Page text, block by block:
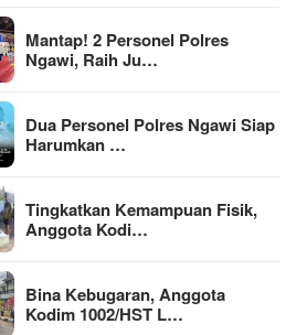
Mantap! 2 Personel Polres
Ngawi, Raih Ju…
Dua Personel Polres Ngawi Siap
Harumkan …
Tingkatkan Kemampuan Fisik,
Anggota Kodi…
Bina Kebugaran, Anggota
Kodim 1002/HST L…